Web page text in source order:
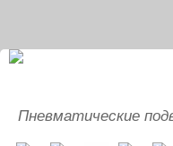
Пневматические